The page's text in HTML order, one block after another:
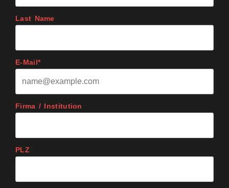
Last Name
E-Mail*
Firma / Institution
PLZ